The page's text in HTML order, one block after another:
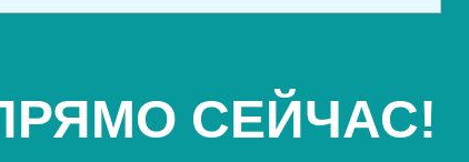
СЕЙЧАС!